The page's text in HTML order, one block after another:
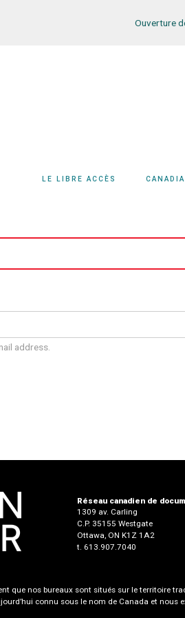
Ouverture
LE LIBRE ACCÈS
address.
Réseau canadien de
1309 av. Carling
C.P. 35155 Westgate
Ottawa, ON K1Z 1A2
t. 613.907.7040
que nos bureaux sont situés sur le territoire
connu sous le nom de Canada et